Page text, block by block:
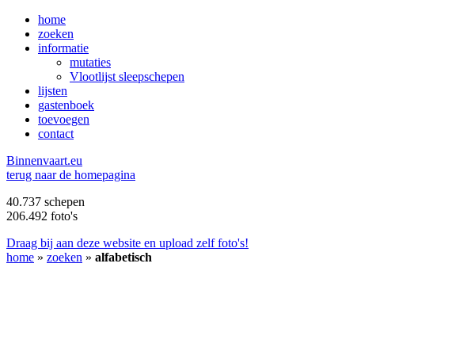
home
zoeken
informatie
mutaties
Vlootlijst sleepschepen
lijsten
gastenboek
toevoegen
contact
Binnenvaart.eu
terug naar de homepagina
40.737 schepen
206.492 foto's
Draag bij aan deze website en upload zelf foto's!
home » zoeken » alfabetisch